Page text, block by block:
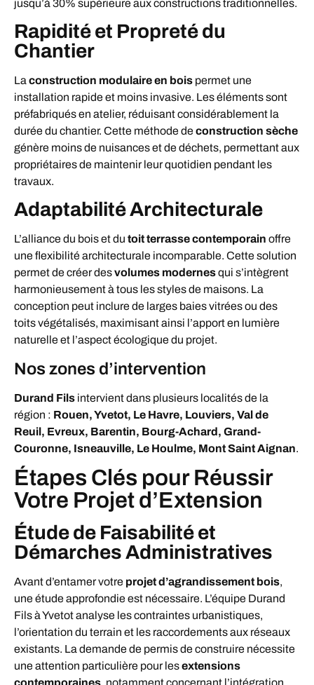
jusqu’à 30% supérieure aux constructions traditionnelles.
Rapidité et Propreté du
Chantier
La construction modulaire en bois permet une
installation rapide et moins invasive. Les éléments sont
préfabriqués en atelier, réduisant considérablement la
durée du chantier. Cette méthode deconstruction sèche
génère moins de nuisances et de déchets, permettant aux
propriétaires de maintenir leur quotidien pendant les
travaux.
Adaptabilité Architecturale
L’alliance du bois et du toit terrasse contemporain offre
une flexibilité architecturale incomparable. Cette solution
permet de créer desvolumes modernesqui s’intègrent
harmonieusement à tous les styles de maisons. La
conception peut inclure de larges baies vitrées ou des
toits végétalisés, maximisant ainsi l’apport en lumière
naturelle et l’aspect écologique du projet.
Nos zones d’intervention
Durand Fils intervient dans plusieurs localités de la
région : Rouen, Yvetot, Le Havre, Louviers, Val de
Reuil, Evreux, Barentin, Bourg-Achard, Grand-
Couronne, Isneauville, Le Houlme, Mont Saint Aignan.
Étapes Clés pour Réussir
Votre Projet d’Extension
Étude de Faisabilité et
Démarches Administratives
Avant d’entamer votre projet d’agrandissement bois,
une étude approfondie est nécessaire. L’équipe Durand
Fils à Yvetot analyse les contraintes urbanistiques,
l’orientation du terrain et les raccordements aux réseaux
existants. La demande de permis de construire nécessite
une attention particulière pour lesextensions